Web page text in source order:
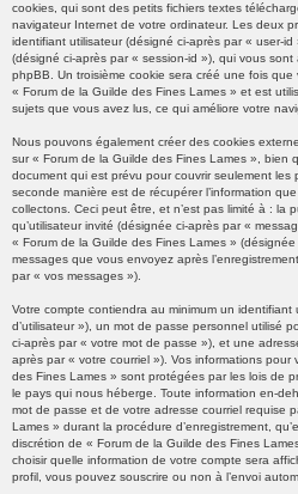
cookies, qui sont des petits fichiers textes
navigateur Internet de votre ordinateur. Les deux
identifiant utilisateur (désigné ci-après par « user-
(désigné ci-après par « session-id »), qui vous
phpBB. Un troisième cookie sera créé une fois
« Forum de la Guilde des Fines Lames » et est
sujets que vous avez lus, ce qui améliore votre
Nous pouvons également créer des cookies
sur « Forum de la Guilde des Fines Lames », bien
document qui est prévu pour couvrir seulement
seconde manière est de récupérer l’information
collectons. Ceci peut être, et n’est pas limité à : la
qu’utilisateur invité (désignée ci-après par «
« Forum de la Guilde des Fines Lames »
messages que vous envoyez après
par « vos messages »).
Votre compte contiendra au minimum un
d’utilisateur »), un mot de passe personnel utilisé
ci-après par « votre mot de passe »), et une
après par « votre courriel »). Vos informations pour
des Fines Lames » sont protégées par les lois de
le pays qui nous héberge. Toute information en-
mot de passe et de votre adresse courriel requise
Lames » durant la procédure d’enregistrement,
discrétion de « Forum de la Guilde des Fines
choisir quelle information de votre compte sera
profil, vous pouvez souscrire ou non à l’envoi